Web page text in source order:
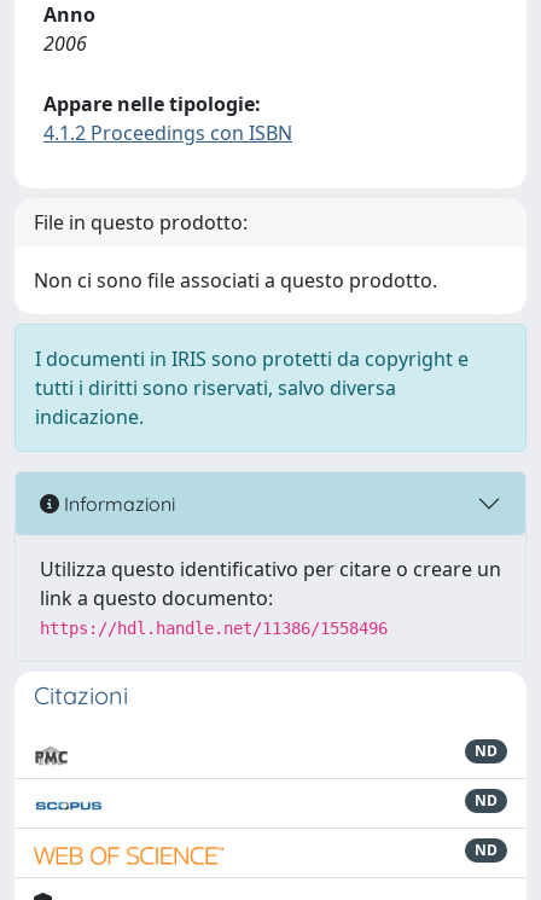
Anno
2006
Appare nelle tipologie:
4.1.2 Proceedings con ISBN
File in questo prodotto:
Non ci sono file associati a questo prodotto.
I documenti in IRIS sono protetti da copyright e
tutti i diritti sono riservati, salvo diversa
indicazione.
Informazioni
Utilizza questo identificativo per citare o creare un
link a questo documento:
https://hdl.handle.net/11386/1558496
Citazioni
ND
ND
ND